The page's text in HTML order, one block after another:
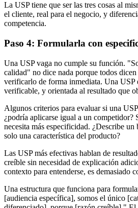
La USP tiene que ser las tres cosas al
el cliente, real para el negocio, y
competencia.
Paso 4: Formularla con
Una USP vaga no cumple su función.
calidad" no dice nada porque todos
verificarlo de forma inmediata. Una USP
verificable, y orientada al resultado que
Algunos criterios para evaluar si una
¿podría aplicarse igual a un competidor?
necesita más especificidad. ¿Describe
solo una característica del producto?
Las USP más efectivas hablan de
creíble sin necesidad de explicación
contexto para entenderse, es demasiado
Una estructura que funciona para
[audiencia específica], somos el único